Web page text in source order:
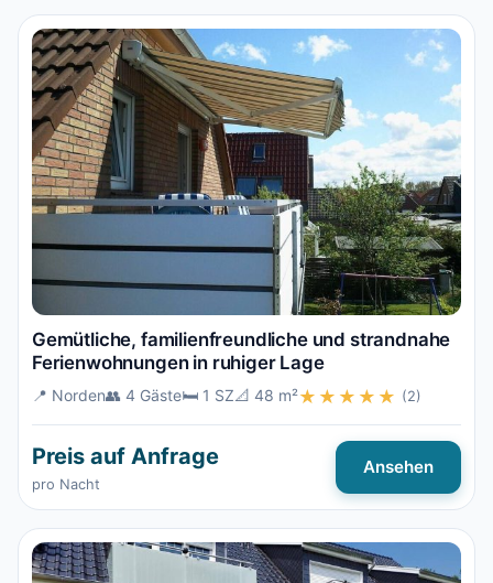
Gemütliche, familienfreundliche und strandnahe
Ferienwohnungen in ruhiger Lage
📍 Norden👥 4 Gäste🛏️ 1 SZ📐 48 m²★★★★★ (2)
Preis auf Anfrage
pro Nacht
Ansehen